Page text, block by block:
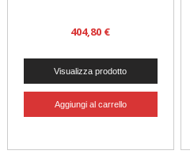
404,80 €